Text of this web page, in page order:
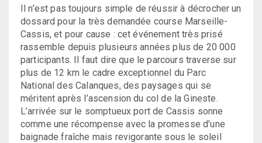
Il n’est pas toujours simple de réussir à décrocher un
dossard pour la très demandée course Marseille-
Cassis, et pour cause : cet événement très prisé
rassemble depuis plusieurs années plus de 20 000
participants. Il faut dire que le parcours traverse sur
plus de 12 km le cadre exceptionnel du Parc
National des Calanques, des paysages qui se
méritent après l’ascension du col de la Gineste.
L’arrivée sur le somptueux port de Cassis sonne
comme une récompense avec la promesse d’une
baignade fraîche mais revigorante sous le soleil